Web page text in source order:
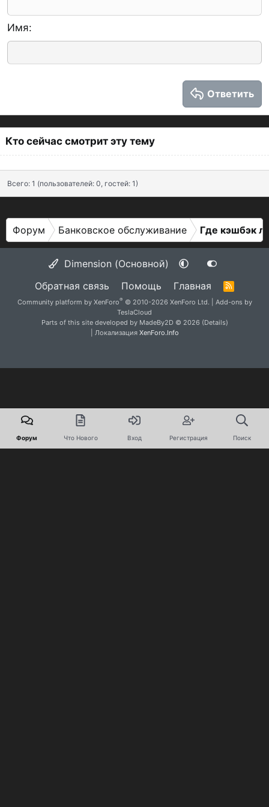
18
Tahoma
Заголовок 2
Имя
Ответить
Кто сейчас смотрит эту тему
Всего: 1 (пользователей: 0, гостей: 1)
Форум Банковское обслуживание Где кэшбэк
Dimension (Основной)
Обратная связь
Помощь Главная
R
S
Community platform by XenForo® © 2010-2026 XenForo Ltd.
Add-ons by
TeslaCloud
Parts of this site developed by MadeBy2D © 2026 (Details)
| Локализация XenForo.Info
Форум Что Нового Вход Регистрация Поиск